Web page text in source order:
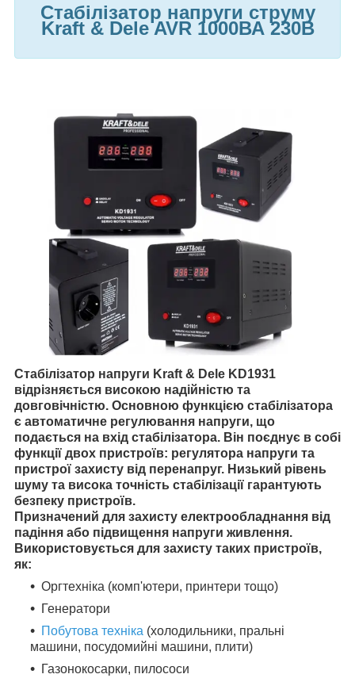
Стабілізатор напруги струму
Kraft & Dele AVR 1000ВА 230В
Стабілізатор напруги Kraft & Dele KD1931
відрізняється високою надійністю та
довговічністю. Основною функцією стабілізатора
є автоматичне регулювання напруги, що
подається на вхід стабілізатора. Він поєднує в собі
функції двох пристроїв: регулятора напруги та
пристрої захисту від перенапруг. Низький рівень
шуму та висока точність стабілізації гарантують
безпеку пристроїв.
Призначений для захисту електрообладнання від
падіння або підвищення напруги живлення.
Використовується для захисту таких пристроїв,
як:
Оргтехніка (комп'ютери, принтери тощо)
Генератори
Побутова техніка (холодильники, пральні
машини, посудомийні машини, плити)
Газонокосарки, пилососи